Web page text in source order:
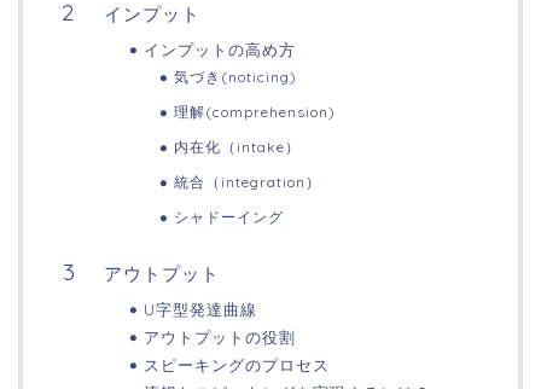
インプット
インプットの高め方
気づき(noticing)
理解(comprehension)
内在化（intake）
統合（integration）
シャドーイング
アウトプット
U字型発達曲線
アウトプットの役割
スピーキングのプロセス